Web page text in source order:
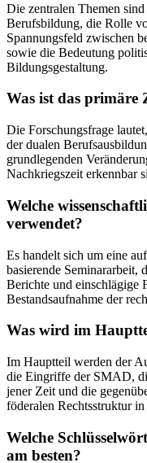
Die zentralen Themen
Berufsbildung, die Rolle
Spannungsfeld zwischen
sowie die Bedeutung
Bildungsgestaltung.
Was ist das primäre
Die Forschungsfrage
der dualen
grundlegenden
Nachkriegszeit erkennbar
Welche
verwendet?
Es handelt sich um eine
basierende Seminararbeit,
Berichte und einschlägige
Bestandsaufnahme der
Was wird im
Im Hauptteil werden der
die Eingriffe der SMAD,
jener Zeit und die
föderalen Rechtsstruktur
Welche
am besten?